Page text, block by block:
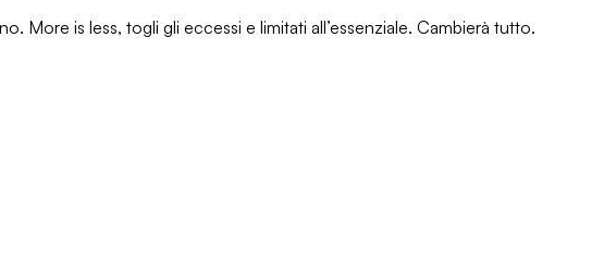
More is less, togli gli eccessi e limitati all’essenziale. Cambierà tutto.